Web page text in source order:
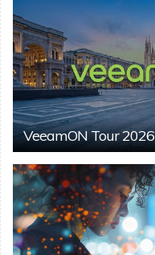
VeeamON Tour 2026